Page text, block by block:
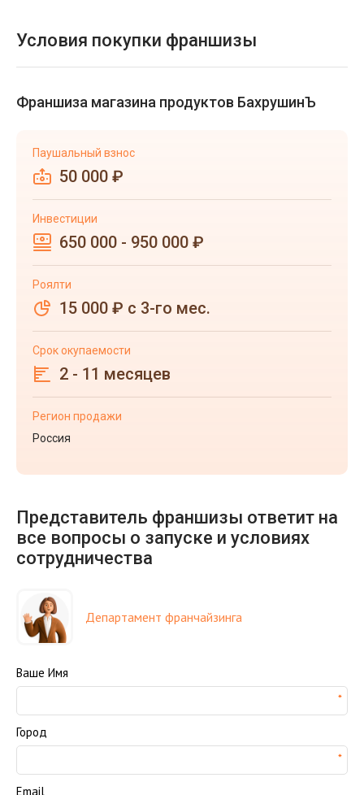
Условия покупки франшизы
Франшиза магазина продуктов БахрушинЪ
Паушальный взнос
50 000 ₽
Инвестиции
650 000 - 950 000 ₽
Роялти
15 000 ₽ с 3-го мес.
Срок окупаемости
2 - 11 месяцев
Регион продажи
Россия
Представитель франшизы ответит на
все вопросы о запуске и условиях
сотрудничества
Департамент франчайзинга
Ваше Имя
Город
Email